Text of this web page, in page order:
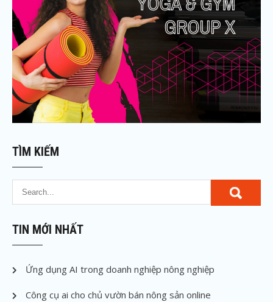
TÌM KIẾM
TIN MỚI NHẤT
Ứng dụng AI trong doanh nghiệp nông nghiệp
Công cụ ai cho chủ vườn bán nông sản online